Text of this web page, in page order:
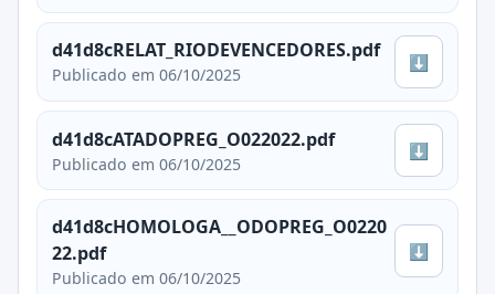
d41d8cRELAT_RIODEVENCEDORES.pdf
Publicado em 06/10/2025
⬇
d41d8cATADOPREG_O022022.pdf
Publicado em 06/10/2025
⬇
d41d8cHOMOLOGA__ODOPREG_O0220
22.pdf
Publicado em 06/10/2025
⬇